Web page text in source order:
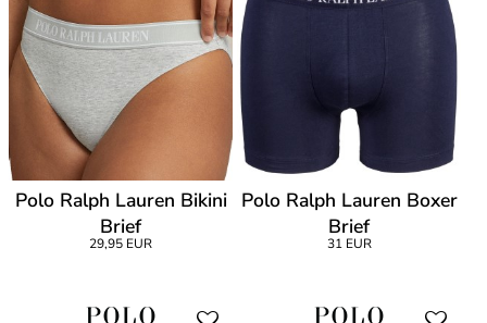
Polo Ralph Lauren Bikini
Brief
29,95 EUR
Polo Ralph Lauren Boxer
Brief
31 EUR